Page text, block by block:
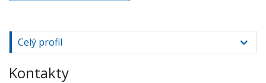
Celý profil
Kontakty